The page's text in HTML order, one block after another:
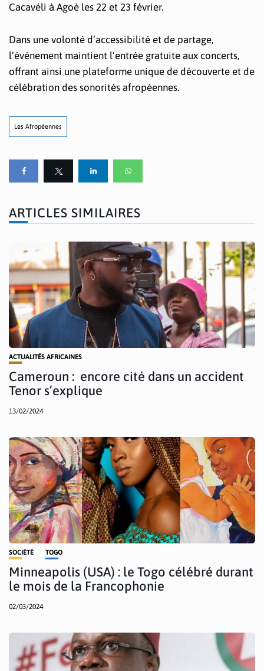
Cacavéli à Agoè les 22 et 23 février.
Dans une volonté d’accessibilité et de partage,
l’événement maintient l’entrée gratuite aux concerts,
offrant ainsi une plateforme unique de découverte et de
célébration des sonorités afropéennes.
Les Afropéennes
ARTICLES SIMILAIRES
ACTUALITÉS AFRICAINES
Cameroun : encore cité dans un accident
Tenor s’explique
13/02/2024
SOCIÉTÉ TOGO
Minneapolis (USA) : le Togo célébré durant
le mois de la Francophonie
02/03/2024